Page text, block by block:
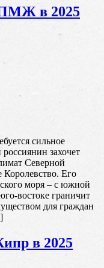
ПМЖ в 2025
сильное
захочет
Северной
Его
моря – с южной
востоке граничит
для граждан
в 2025